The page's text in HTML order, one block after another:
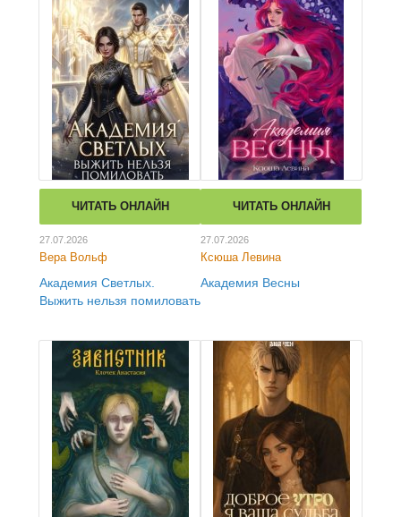
ЧИТАТЬ ОНЛАЙН
27.07.2026
Вера Вольф
Академия Светлых.
Выжить нельзя помиловать
ЧИТАТЬ ОНЛАЙН
27.07.2026
Ксюша Левина
Академия Весны